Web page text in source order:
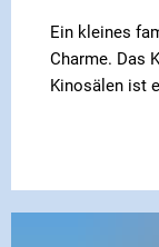
Ein kleines
Charme. Das
Kinosälen ist